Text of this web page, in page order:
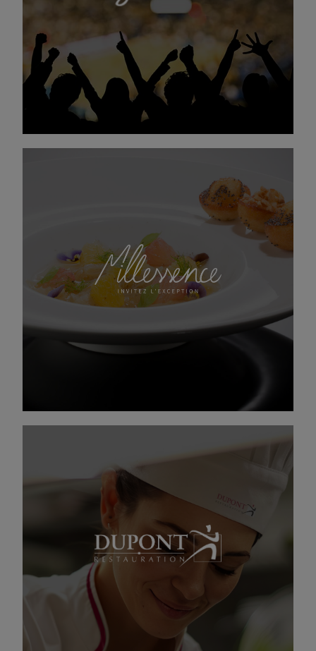
d’accueil dans les stades, lieux de loisirs…
DÉCOUVRIR LEVY RESTAURANTS
Invitez l’exception
Millessence est la marque incontournable de la
restauration de prestige pour les Tables de
Président et Clubs de direction. Une attention
personnalisée, une cuisine contemporaine et
créative pour partager des moments privilégiés
intenses et uniques.
A la table d’excellence depuis plus de 50 ans
Fondée en 1969, Dupont Restauration a atteint
un chiffre d’affaires de 310 millions d’euros en
2023. Forte de ses 3 000 collaborateurs,
l’entreprise exploite neuf cuisines centrales
pour la livraison de repas préparés et sert
chaque jour jusqu’à 230 000 repas sur plus de
700 sites, répondant aux besoins variés des
secteurs de l’éducation, des entreprises, des
hôpitaux et des administrations
DÉCOUVREZ DUPONT RESTAURATION